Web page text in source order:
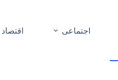
اجتماعی اقتصاد